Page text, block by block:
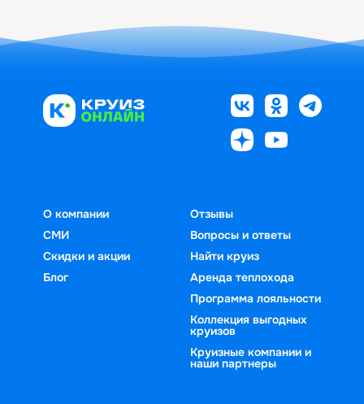
О компании
СМИ
Скидки и акции
Блог
Отзывы
Вопросы и ответы
Найти круиз
Аренда теплохода
Программа лояльности
Коллекция выгодных
круизов
Круизные компании и
наши партнеры